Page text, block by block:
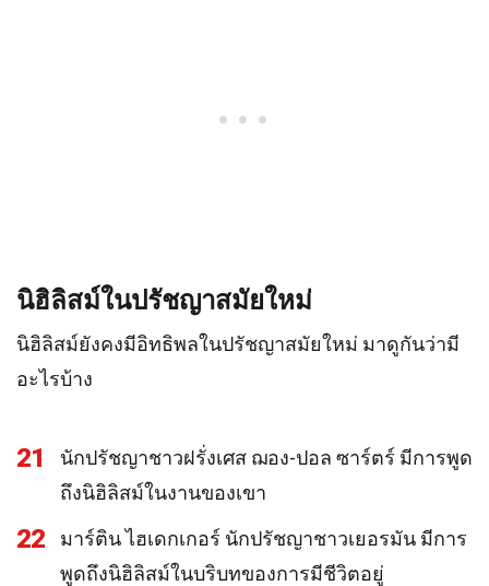
นิฮิลิสม์ในปรัชญาสมัยใหม่
นิฮิลิสม์ยังคงมีอิทธิพลในปรัชญาสมัยใหม่ มาดูกันว่ามี
อะไรบ้าง
21
นักปรัชญาชาวฝรั่งเศส ฌอง-ปอล ซาร์ตร์ มีการพูด
ถึงนิฮิลิสม์ในงานของเขา
22
มาร์ติน ไฮเดกเกอร์ นักปรัชญาชาวเยอรมัน มีการ
พูดถึงนิฮิลิสม์ในบริบทของการมีชีวิตอยู่